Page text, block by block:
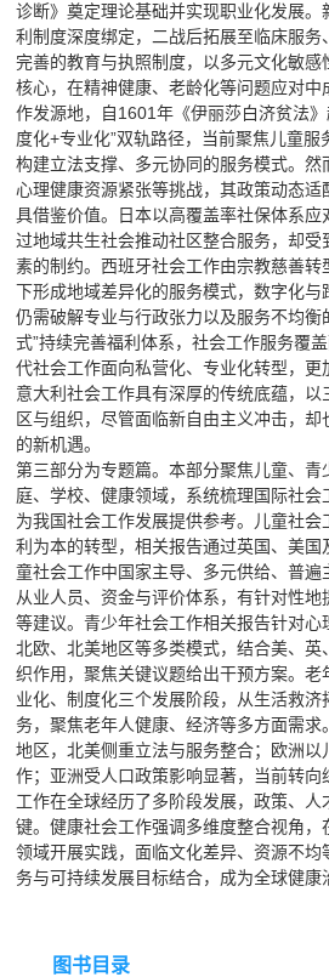
诊断》奠定理论基础并实现职业化发展
利制度深度绑定，二战后拓展至临床服
完善的教育与执照制度，以多元文化敏感
核心，在精神健康、老龄化等问题应对中
作发源地，自1601年《伊丽莎白济贫法
度化+专业化”双轨路径，当前聚焦儿童服
构建立法支撑、多元协同的服务模式。然
心理健康资源紧张等挑战，其政策动态
具借鉴价值。日本以高覆盖率社保体系应
过地域共生社会推动社区整合服务，却受
素的制约。西班牙社会工作由宗教慈善转
下形成地域差异化的服务模式，数字化与
仍需破解专业与行政张力以及服务不均衡
式”持续完善福利体系，社会工作服务覆
代社会工作面向私营化、专业化转型，更
意大利社会工作具有深厚的传统底蕴，
区与组织，尽管面临新自由主义冲击，
的新机遇。
第三部分为专题篇。本部分聚焦儿童、青
庭、学校、健康领域，系统梳理国际社会
为我国社会工作发展提供参考。儿童社
利为本的转型，相关报告通过英国、美
童社会工作中国家主导、多元供给、普
从业人员、资金与评价体系，有针对性
等建议。青少年社会工作相关报告针对
北欧、北美地区等多类模式，结合美、英
织作用，聚焦关键议题给出干预方案。老
业化、制度化三个发展阶段，从生活救
务，聚焦老年人健康、经济等多方面需
地区，北美侧重立法与服务整合；欧洲以
作；亚洲受人口政策影响显著，当前转
工作在全球经历了多阶段发展，政策、人
键。健康社会工作强调多维度整合视角
领域开展实践，面临文化差异、资源不均
务与可持续发展目标结合，成为全球健康
图书目录